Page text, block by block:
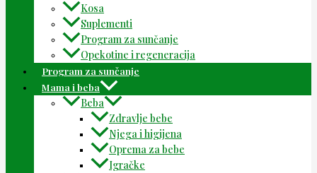
Kosa
Suplementi
Program za sunčanje
Opekotine i regeneracija
Program za sunčanje
Mama i beba
Beba
Zdravlje bebe
Njega i higijena
Oprema za bebe
Igračke